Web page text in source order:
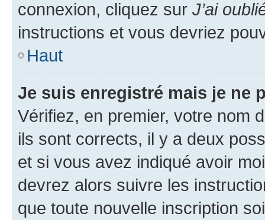
connexion, cliquez sur J’ai
instructions et vous devriez
Haut
Je suis enregistré mais je ne
Vérifiez, en premier, votre nom
ils sont corrects, il y a deux
et si vous avez indiqué avoir
devrez alors suivre les
que toute nouvelle inscription